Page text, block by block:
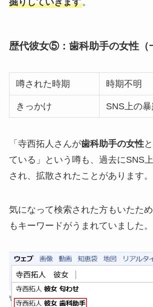
歴代彼女⑤：歯科助手の女性（
噂された時期 時期不明
きっかけ SNS上の
「寺西拓人さんが歯科助手の女性と
ている」という噂も、過去にSNS
され、拡散されたことがあります。
気になって検索された方もいたた
もキーワードがうまれていました。